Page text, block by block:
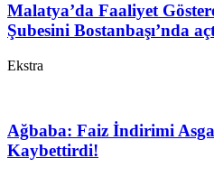
Malatya’da Faaliyet
Şubesini Bostanbaşı’nda
Ekstra
Ağbaba: Faiz İndirimi
Kaybettirdi!